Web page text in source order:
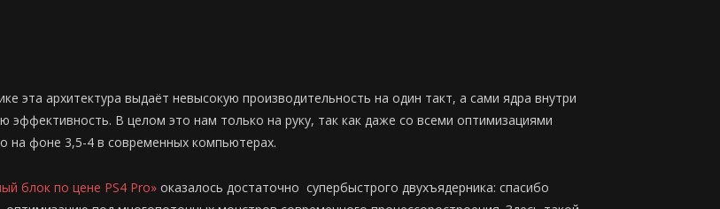
эта архитектура выдаёт невысокую производительность на один такт, а сами ядра внутри
эффективность. В целом это нам только на руку, так как даже со всеми оптимизациями
на фоне 3,5-4 в современных компьютерах.
блок по цене PS4 Pro» оказалось достаточно супербыстрого двухъядерника: спасибо